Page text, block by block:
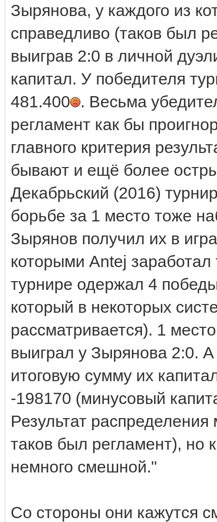
Зырянова, у каждого из
справедливо (таков был
выиграв 2:0 в личной
капитал. У победителя
481.400
. Весьма
регламент как бы
главного критерия
бывают и ещё более
Декабрьский (2016)
борьбе за 1 место тоже
Зырянов получил их в
которыми Antej
турнире одержал 4
который в некоторых
рассматривается). 1
выиграл у Зырянова 2:0.
итоговую сумму их
-198170 (минусовый
Результат
таков был регламент),
немного смешной."
Со стороны они кажутся